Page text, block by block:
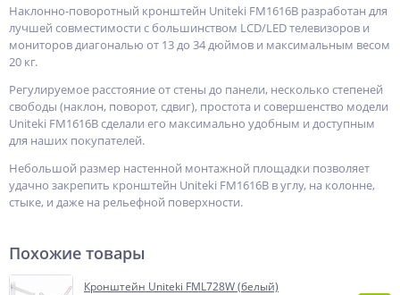
Наклонно-поворотный кронштейн Uniteki FM1616B разработан для
лучшей совместимости с большинством LCD/LED телевизоров и
мониторов диагональю от 13 до 34 дюймов и максимальным весом
20 кг.
Регулируемое расстояние от стены до панели, несколько степеней
свободы (наклон, поворот, сдвиг), простота и совершенство модели
Uniteki FM1616B сделали его максимально удобным и доступным
для наших покупателей.
Небольшой размер настенной монтажной площадки позволяет
удачно закрепить кронштейн Uniteki FM1616B в углу, на колонне,
стыке, и даже на рельефной поверхности.
Похожие товары
Кронштейн Uniteki FML728W (белый)